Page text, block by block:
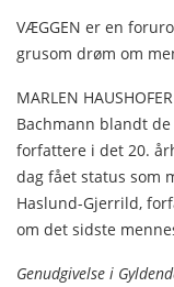
VÆGGEN er en
grusom drøm om
MARLEN
Bachmann blandt
forfattere i det 20.
dag fået status som
Haslund-Gjerrild,
om det sidste
Genudgivelse i